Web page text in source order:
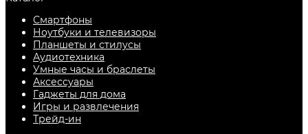
Смартфоны
Ноутбуки и телевизоры
Планшеты и стилусы
Аудиотехника
Умные часы и браслеты
Аксессуары
Гаджеты для дома
Игры и развлечения
Трейд-ин